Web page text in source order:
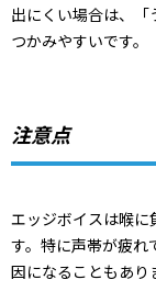
出にくい場合は、
つかみやすいです。
注意点
エッジボイスは喉に
す。特に声帯が疲れ
因になることもあり